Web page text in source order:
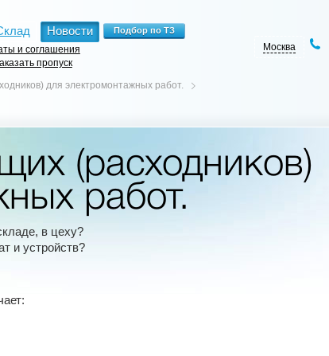
Новости
и соглашения
пропуск
Москва
для электромонтажных работ.
(расходников)
работ.
в цеху?
и устройств?